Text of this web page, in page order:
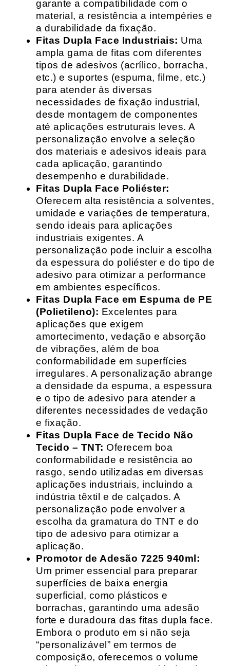
garante a compatibilidade com o
material, a resistência a intempéries e
a durabilidade da fixação.
Fitas Dupla Face Industriais: Uma
ampla gama de fitas com diferentes
tipos de adesivos (acrílico, borracha,
etc.) e suportes (espuma, filme, etc.)
para atender às diversas
necessidades de fixação industrial,
desde montagem de componentes
até aplicações estruturais leves. A
personalização envolve a seleção
dos materiais e adesivos ideais para
cada aplicação, garantindo
desempenho e durabilidade.
Fitas Dupla Face Poliéster:
Oferecem alta resistência a solventes,
umidade e variações de temperatura,
sendo ideais para aplicações
industriais exigentes. A
personalização pode incluir a escolha
da espessura do poliéster e do tipo de
adesivo para otimizar a performance
em ambientes específicos.
Fitas Dupla Face em Espuma de PE
(Polietileno): Excelentes para
aplicações que exigem
amortecimento, vedação e absorção
de vibrações, além de boa
conformabilidade em superfícies
irregulares. A personalização abrange
a densidade da espuma, a espessura
e o tipo de adesivo para atender a
diferentes necessidades de vedação
e fixação.
Fitas Dupla Face de Tecido Não
Tecido – TNT: Oferecem boa
conformabilidade e resistência ao
rasgo, sendo utilizadas em diversas
aplicações industriais, incluindo a
indústria têxtil e de calçados. A
personalização pode envolver a
escolha da gramatura do TNT e do
tipo de adesivo para otimizar a
aplicação.
Promotor de Adesão 7225 940ml:
Um primer essencial para preparar
superfícies de baixa energia
superficial, como plásticos e
borrachas, garantindo uma adesão
forte e duradoura das fitas dupla face.
Embora o produto em si não seja
“personalizável” em termos de
composição, oferecemos o volume